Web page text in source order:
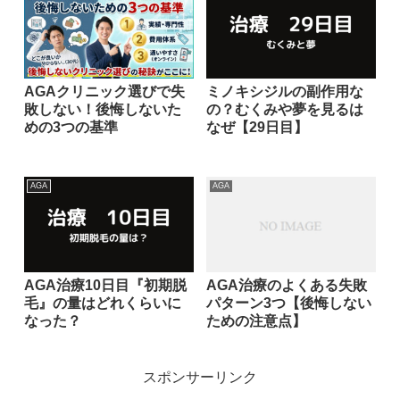
AGAクリニック選びで失
敗しない！後悔しないた
めの3つの基準
ミノキシジルの副作用な
の？むくみや夢を見るは
なぜ【29日目】
AGA
AGA治療10日目『初期脱
毛』の量はどれくらいに
なった？
AGA
AGA治療のよくある失敗
パターン3つ【後悔しない
ための注意点】
スポンサーリンク